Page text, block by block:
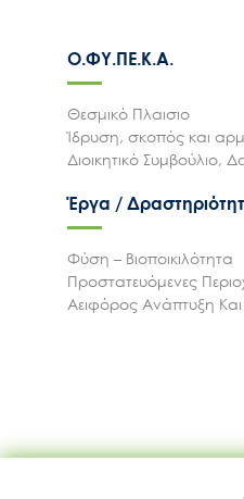
Ο.ΦΥ.ΠΕ.Κ.Α.
Θεσμικό Πλαισιο
Ίδρυση, σκοπός και
Διοικητικό
Έργα /
Φύση – Βιοποικιλότητα
Προστατευόμενες
Αειφόρος Ανάπτυξη